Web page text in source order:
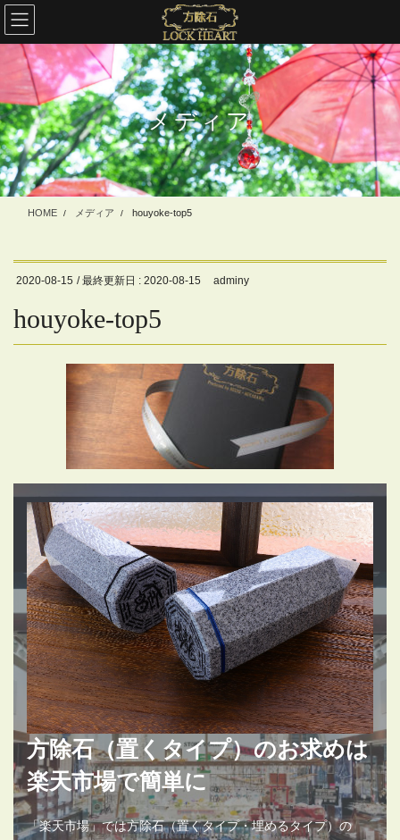
コ
ン
テ
に
移
動
ナ
ビ
ゲ
ョ
ン
に
移
動
メディア
HOME メディア houyoke-top5
2020-08-15 / 最終更新日 : 2020-08-15 adminy
houyoke-top5
方除石（置くタイプ）のお求めは
楽天市場で簡単に
「楽天市場」では方除石（置くタイプ・埋めるタイプ）の